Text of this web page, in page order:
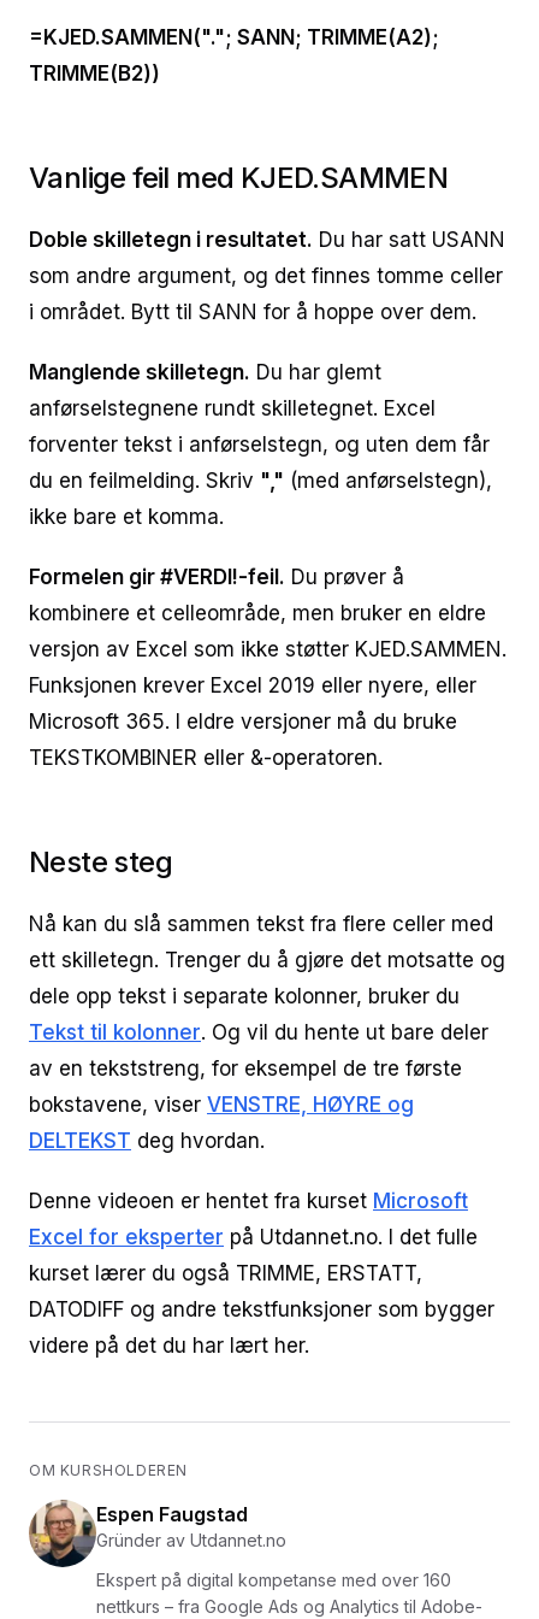
=KJED.SAMMEN("."; SANN; TRIMME(A2);
TRIMME(B2))
Vanlige feil med KJED.SAMMEN
Doble skilletegn i resultatet. Du har satt USANN
som andre argument, og det finnes tomme celler
i området. Bytt til SANN for å hoppe over dem.
Manglende skilletegn. Du har glemt
anførselstegnene rundt skilletegnet. Excel
forventer tekst i anførselstegn, og uten dem får
du en feilmelding. Skriv "," (med anførselstegn),
ikke bare et komma.
Formelen gir #VERDI!-feil. Du prøver å
kombinere et celleområde, men bruker en eldre
versjon av Excel som ikke støtter KJED.SAMMEN.
Funksjonen krever Excel 2019 eller nyere, eller
Microsoft 365. I eldre versjoner må du bruke
TEKSTKOMBINER eller &-operatoren.
Neste steg
Nå kan du slå sammen tekst fra flere celler med
ett skilletegn. Trenger du å gjøre det motsatte og
dele opp tekst i separate kolonner, bruker du
Tekst til kolonner. Og vil du hente ut bare deler
av en tekststreng, for eksempel de tre første
bokstavene, viser VENSTRE, HØYRE og
DELTEKST deg hvordan.
Denne videoen er hentet fra kurset Microsoft
Excel for eksperter på Utdannet.no. I det fulle
kurset lærer du også TRIMME, ERSTATT,
DATODIFF og andre tekstfunksjoner som bygger
videre på det du har lært her.
OM KURSHOLDEREN
Espen Faugstad
Gründer av Utdannet.no
Ekspert på digital kompetanse med over 160
nettkurs – fra Google Ads og Analytics til Adobe-